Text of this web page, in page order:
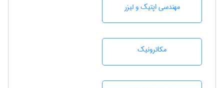
مهندسی اپتیک و لیزر
مکاترونیک